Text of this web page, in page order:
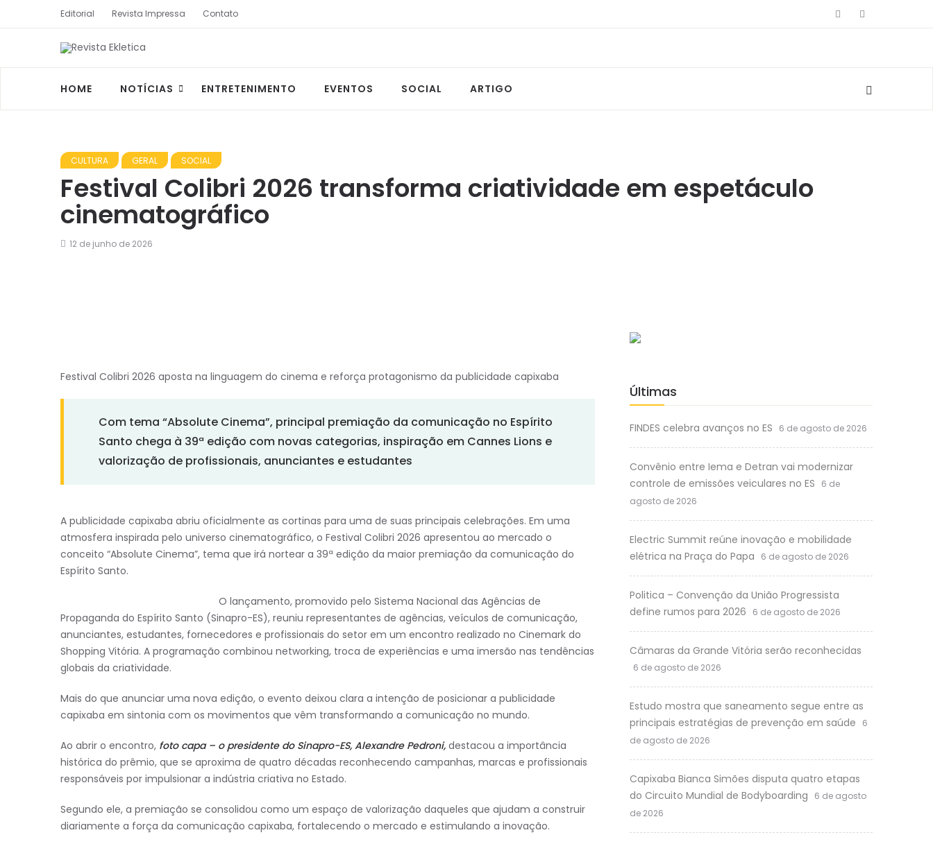
Editorial Revista Impressa Contato
HOME NOTÍCIAS ENTRETENIMENTO EVENTOS SOCIAL ARTIGO
CULTURA GERAL SOCIAL
Festival Colibri 2026 transforma criatividade em espetáculo
cinematográfico
12 de junho de 2026
Festival Colibri 2026 aposta na linguagem do cinema e reforça protagonismo da publicidade capixaba
Com tema “Absolute Cinema”, principal premiação da comunicação no Espírito
Santo chega à 39ª edição com novas categorias, inspiração em Cannes Lions e
valorização de profissionais, anunciantes e estudantes
A publicidade capixaba abriu oficialmente as cortinas para uma de suas principais celebrações. Em uma
atmosfera inspirada pelo universo cinematográfico, o Festival Colibri 2026 apresentou ao mercado o
conceito “Absolute Cinema”, tema que irá nortear a 39ª edição da maior premiação da comunicação do
Espírito Santo.
O lançamento, promovido pelo Sistema Nacional das Agências de
Propaganda do Espírito Santo (Sinapro-ES), reuniu representantes de agências, veículos de comunicação,
anunciantes, estudantes, fornecedores e profissionais do setor em um encontro realizado no Cinemark do
Shopping Vitória. A programação combinou networking, troca de experiências e uma imersão nas tendências
globais da criatividade.
Mais do que anunciar uma nova edição, o evento deixou clara a intenção de posicionar a publicidade
capixaba em sintonia com os movimentos que vêm transformando a comunicação no mundo.
Ao abrir o encontro, foto capa – o presidente do Sinapro-ES, Alexandre Pedroni, destacou a importância
histórica do prêmio, que se aproxima de quatro décadas reconhecendo campanhas, marcas e profissionais
responsáveis por impulsionar a indústria criativa no Estado.
Segundo ele, a premiação se consolidou como um espaço de valorização daqueles que ajudam a construir
diariamente a força da comunicação capixaba, fortalecendo o mercado e estimulando a inovação.
Últimas
FINDES celebra avanços no ES 6 de agosto de 2026
Convênio entre Iema e Detran vai modernizar
controle de emissões veiculares no ES
6 de
agosto de 2026
Electric Summit reúne inovação e mobilidade
elétrica na Praça do Papa
6 de agosto de 2026
Politica – Convenção da União Progressista
define rumos para 2026
6 de agosto de 2026
Câmaras da Grande Vitória serão reconhecidas
6 de agosto de 2026
Estudo mostra que saneamento segue entre as
principais estratégias de prevenção em saúde
6
de agosto de 2026
Capixaba Bianca Simões disputa quatro etapas
do Circuito Mundial de Bodyboarding
6 de agosto
de 2026